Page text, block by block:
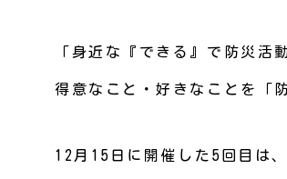
「身近な『できる』で防災活
得意なこと・好きなことを「
12月15日に開催した5回目は